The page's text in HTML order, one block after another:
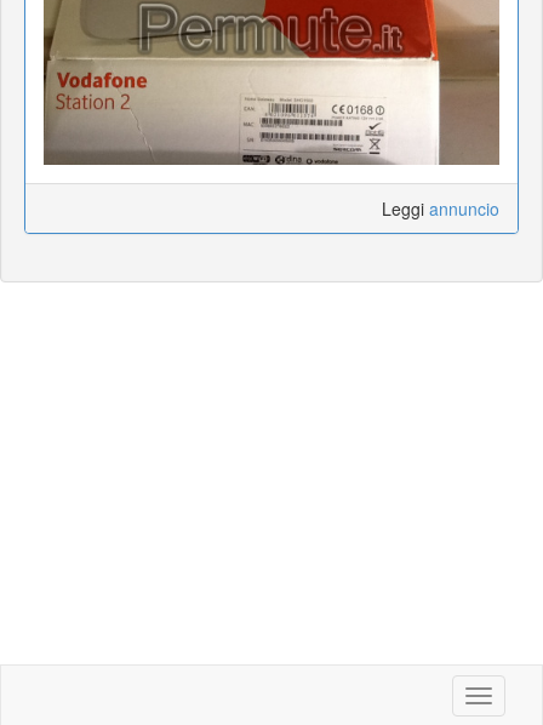
Leggi annuncio
Toggle